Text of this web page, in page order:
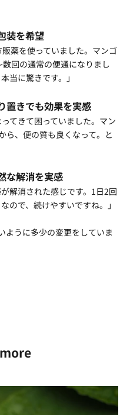
装を希望
薬を使っていました。マンゴ
回の通常の便通になりまし
当に驚きです。」
置きでも効果を実感
てきて困っていました。マン
ら、便の質も良くなって。と
な解消を実感
解消された感じです。1日2回
ので、続けやすいですね。」
ように多少の変更をしていま